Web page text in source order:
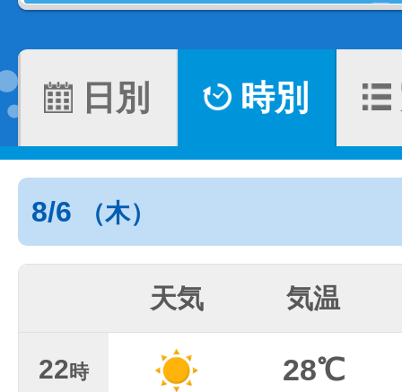
日別 時別
8/6 （木）
天気 気温
22時 28℃